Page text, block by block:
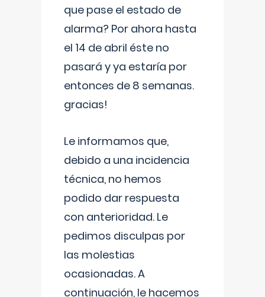
que pase el estado de
alarma? Por ahora hasta
el 14 de abril éste no
pasará y ya estaría por
entonces de 8 semanas.
gracias!
Le informamos que,
debido a una incidencia
técnica, no hemos
podido dar respuesta
con anterioridad. Le
pedimos disculpas por
las molestias
ocasionadas. A
continuación, le hacemos